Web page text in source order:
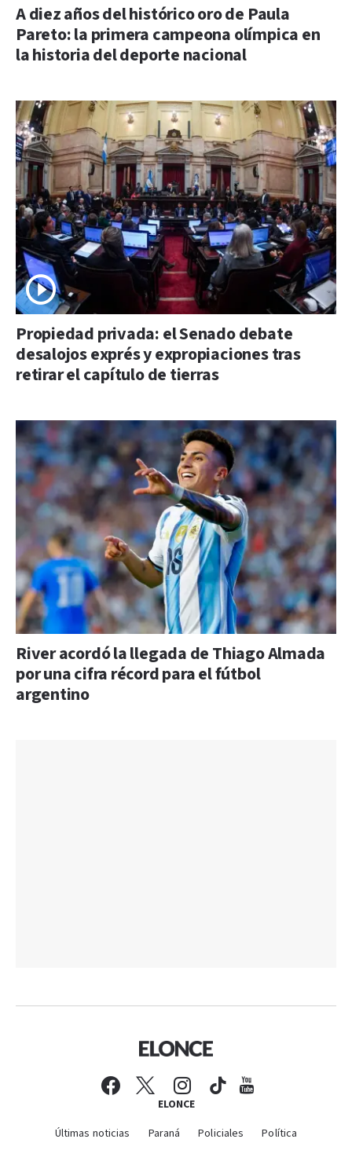
A diez años del histórico oro de Paula
Pareto: la primera campeona olímpica en
la historia del deporte nacional
Propiedad privada: el Senado debate
desalojos exprés y expropiaciones tras
retirar el capítulo de tierras
River acordó la llegada de Thiago Almada
por una cifra récord para el fútbol
argentino
ELONCE
Últimas noticias Paraná Policiales
Política